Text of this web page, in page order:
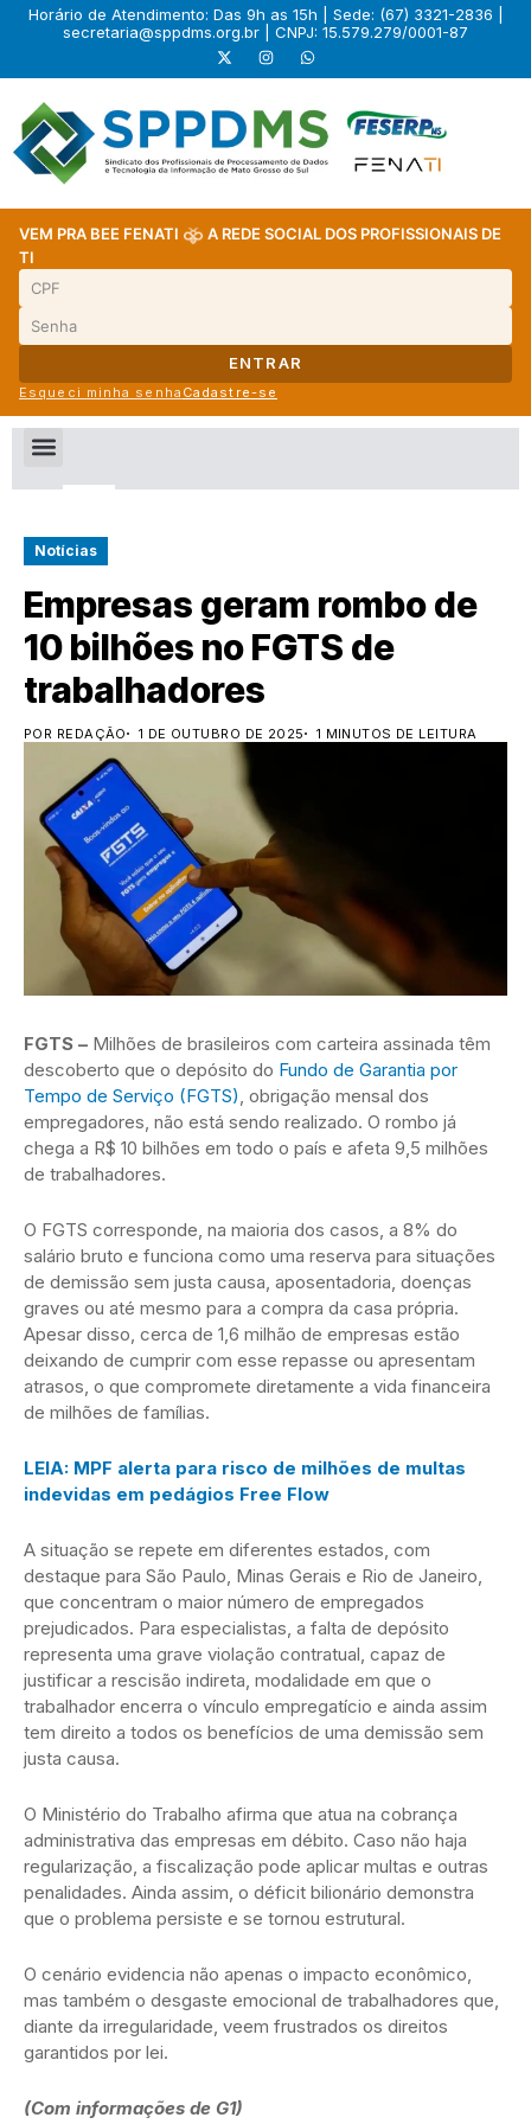
Horário de Atendimento: Das 9h as 15h | Sede: (67) 3321-2836 |
secretaria@sppdms.org.br | CNPJ: 15.579.279/0001-87
VEM PRA BEE FENATI
A REDE SOCIAL DOS PROFISSIONAIS DE
TI
ENTRAR
Esqueci minha senha Cadastre-se
Notícias
Empresas geram rombo de
10 bilhões no FGTS de
trabalhadores
POR REDAÇÃO 1 DE OUTUBRO DE 2025 1 MINUTOS DE LEITURA
FGTS – Milhões de brasileiros com carteira assinada têm
descoberto que o depósito do Fundo de Garantia por
Tempo de Serviço (FGTS), obrigação mensal dos
empregadores, não está sendo realizado. O rombo já
chega a R$ 10 bilhões em todo o país e afeta 9,5 milhões
de trabalhadores.
O FGTS corresponde, na maioria dos casos, a 8% do
salário bruto e funciona como uma reserva para situações
de demissão sem justa causa, aposentadoria, doenças
graves ou até mesmo para a compra da casa própria.
Apesar disso, cerca de 1,6 milhão de empresas estão
deixando de cumprir com esse repasse ou apresentam
atrasos, o que compromete diretamente a vida financeira
de milhões de famílias.
LEIA: MPF alerta para risco de milhões de multas
indevidas em pedágios Free Flow
A situação se repete em diferentes estados, com
destaque para São Paulo, Minas Gerais e Rio de Janeiro,
que concentram o maior número de empregados
prejudicados. Para especialistas, a falta de depósito
representa uma grave violação contratual, capaz de
justificar a rescisão indireta, modalidade em que o
trabalhador encerra o vínculo empregatício e ainda assim
tem direito a todos os benefícios de uma demissão sem
justa causa.
O Ministério do Trabalho afirma que atua na cobrança
administrativa das empresas em débito. Caso não haja
regularização, a fiscalização pode aplicar multas e outras
penalidades. Ainda assim, o déficit bilionário demonstra
que o problema persiste e se tornou estrutural.
O cenário evidencia não apenas o impacto econômico,
mas também o desgaste emocional de trabalhadores que,
diante da irregularidade, veem frustrados os direitos
garantidos por lei.
(Com informações de G1)